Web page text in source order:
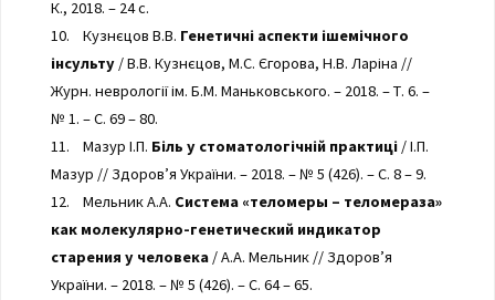
К., 2018. – 24 с.
10. Кузнєцов В.В. Генетичні аспекти ішемічного
інсульту/ В.В. Кузнєцов, М.С. Єгорова, Н.В. Ларіна //
Журн. неврології ім. Б.М. Маньковського. – 2018. – Т. 6. –
№ 1. – С. 69 – 80.
11. Мазур І.П. Біль у стоматологічній практиці/ І.П.
Мазур // Здоров’я України. – 2018. – № 5 (426). – С. 8 – 9.
12. Мельник А.А. Система «теломеры – теломераза»
как молекулярно-генетический индикатор
старения у человека/ А.А. Мельник // Здоров’я
України. – 2018. – № 5 (426). – С. 64 – 65.